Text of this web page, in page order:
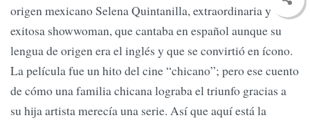
origen mexicano Selena Quintanilla, extraordinaria y
exitosa showwoman, que cantaba en español aunque su
lengua de origen era el inglés y que se convirtió en ícono.
La película fue un hito del cine “chicano”; pero ese cuento
de cómo una familia chicana lograba el triunfo gracias a
su hija artista merecía una serie. Así que aquí está la